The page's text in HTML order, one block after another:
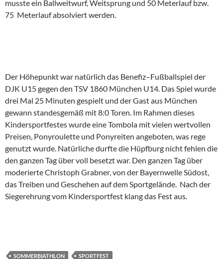
musste ein Ballweitwurf, Weitsprung und 50 Meterlauf bzw.
75 Meterlauf absolviert werden.
Der Höhepunkt war natürlich das Benefiz–Fußballspiel der
DJK U15 gegen den TSV 1860 München U14. Das Spiel wurde
drei Mal 25 Minuten gespielt und der Gast aus München
gewann standesgemäß mit 8:0 Toren. Im Rahmen dieses
Kindersportfestes wurde eine Tombola mit vielen wertvollen
Preisen, Ponyroulette und Ponyreiten angeboten, was rege
genutzt wurde. Natürliche durfte die Hüpfburg nicht fehlen die
den ganzen Tag über voll besetzt war. Den ganzen Tag über
moderierte Christoph Grabner, von der Bayernwelle Südost,
das Treiben und Geschehen auf dem Sportgelände. Nach der
Siegerehrung vom Kindersportfest klang das Fest aus.
SOMMERBIATHLON SPORTFEST